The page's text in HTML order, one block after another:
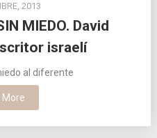
2013
MIEDO. David
israelí
al diferente
More